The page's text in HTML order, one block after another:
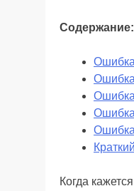
Содержание:
Ошибка
Когда